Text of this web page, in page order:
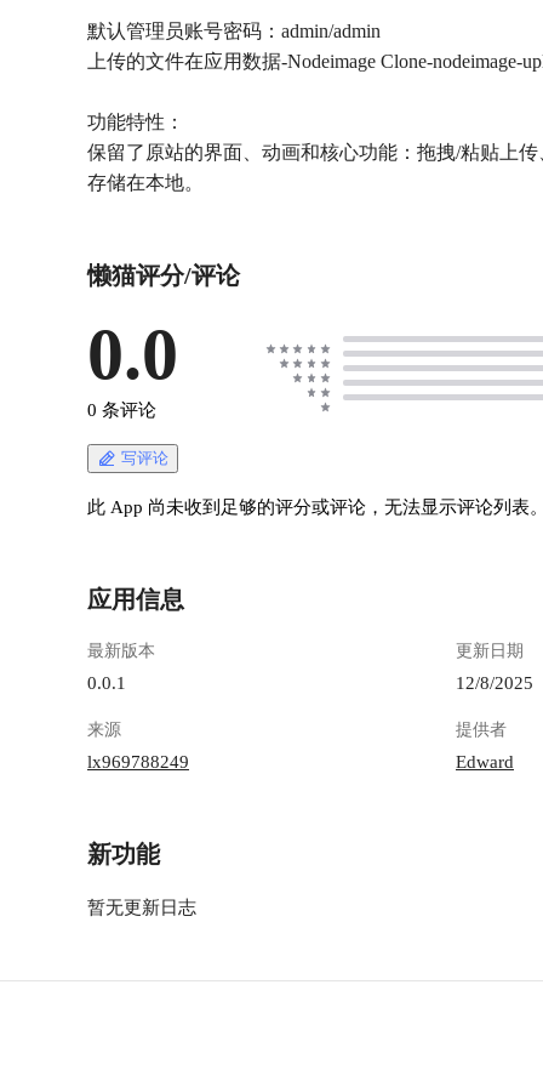
默认管理员账号密码：admin/admin
上传的文件在应用数据-Nodeimage Clone-nodeimage-
功能特性：
保留了原站的界面、动画和核心功能：拖拽/粘贴上
存储在本地。
懒猫评分/评论
0.0
0 条评论
写评论
此 App 尚未收到足够的评分或评论，无法显示评论列表
应用信息
最新版本
0.0.1
更新日期
12/8/2025
来源
lx969788249
提供者
Edward
新功能
暂无更新日志